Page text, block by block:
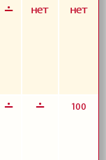
г а а
г г 100